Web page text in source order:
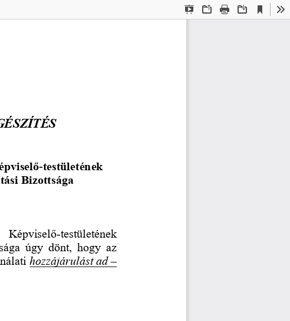
Presentation
OpenPrint Download
Current
View
-testületének
Bizottsága
Képviselő-testületének
úgy dönt, hogy az
hozzájárulást ad –